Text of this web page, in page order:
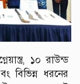
১০ রাউন্ড
বিভিন্ন ধরনের